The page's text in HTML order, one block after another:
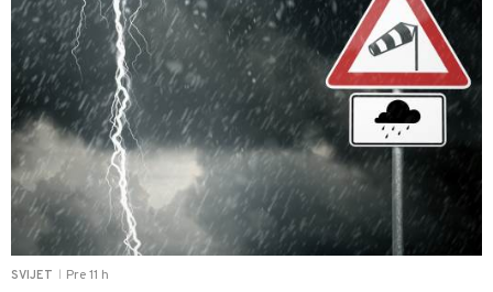
SVIJET Pre 11 h